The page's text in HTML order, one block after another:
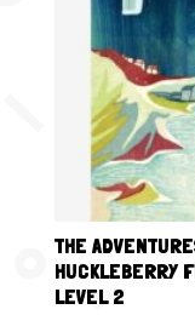
THE
HUCKLEBERRY
LEVEL 2